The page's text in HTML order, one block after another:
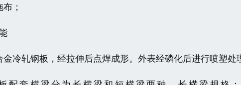
；
冷轧钢板，经拉伸后点焊成形。外表经磷化后进行喷塑处